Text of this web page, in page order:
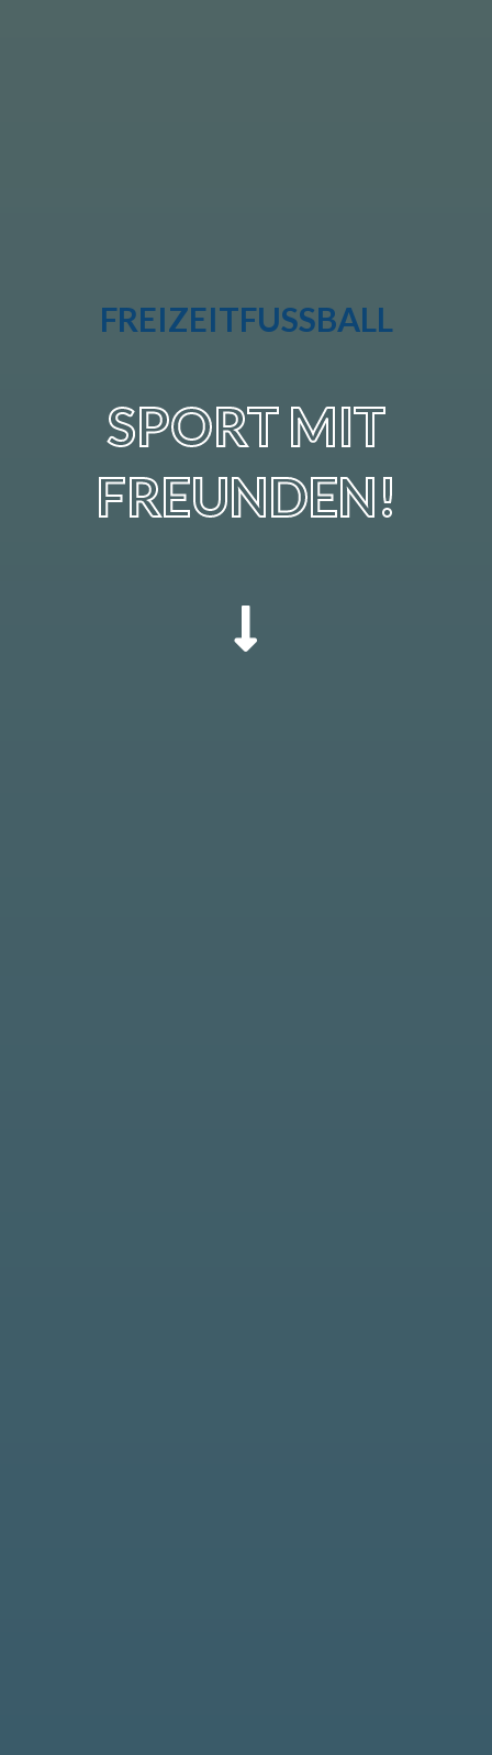
FREIZEITFUSSBALL
SPORT MIT
FREUNDEN!